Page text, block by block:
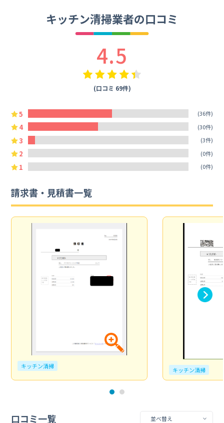
キッチン清掃業者の口コミ
4.5
(口コミ 69件)
5 (36件)
4 (30件)
3 (3件)
2 (0件)
1 (0件)
請求書・見積書一覧
キッチン清掃 キッチン清掃
口コミ一覧